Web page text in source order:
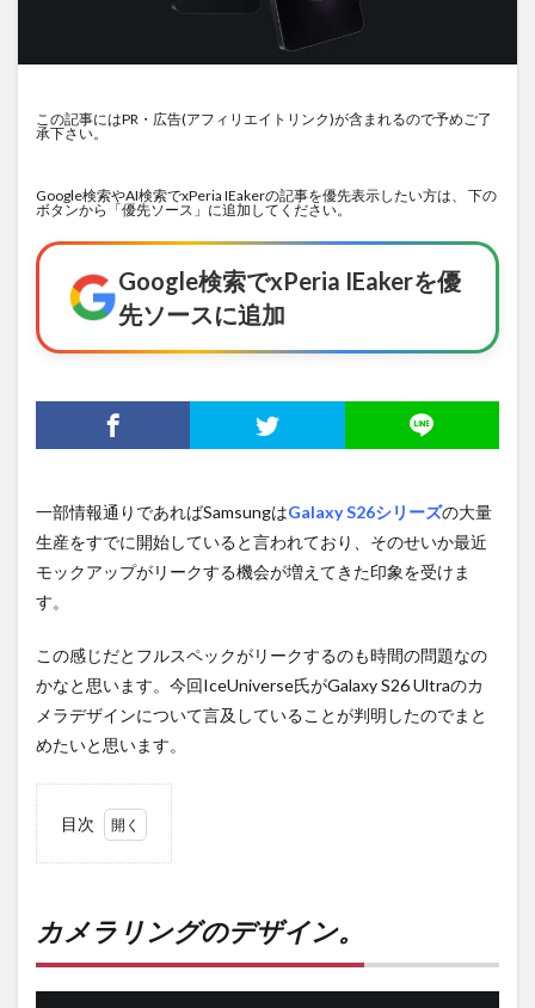
この記事にはPR・広告(アフィリエイトリンク)が含まれるので予めご了
承下さい。
Google検索やAI検索でxPeria IEakerの記事を優先表示したい方は、 下の
ボタンから「優先ソース」に追加してください。
Google検索でxPeria IEakerを優
先ソースに追加
一部情報通りであればSamsungはGalaxy S26シリーズの大量
生産をすでに開始していると言われており、そのせいか最近
モックアップがリークする機会が増えてきた印象を受けま
す。
この感じだとフルスペックがリークするのも時間の問題なの
かなと思います。今回IceUniverse氏がGalaxy S26 Ultraのカ
メラデザインについて言及していることが判明したのでまと
めたいと思います。
目次
ング
のデ
ザイ
カメラリングのデザイン。